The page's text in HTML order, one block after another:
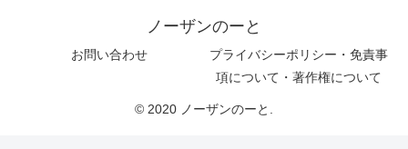
ノーザンのーと
お問い合わせ
プライバシーポリシー・免責事
項について・著作権について
© 2020 ノーザンのーと.